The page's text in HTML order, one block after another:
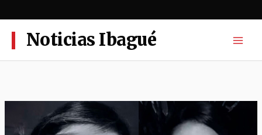
al
contenidoNoticias Ibagué